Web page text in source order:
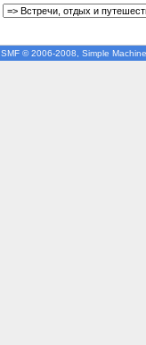
SMF © 2006-2008, Simple